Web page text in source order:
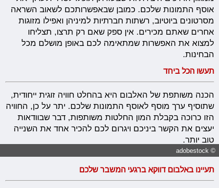
אוסף התמונות שלכם. כמובן שבאפשרותכם לשאוב השראה
מסרטונים ביוטיוב, רשתות חברתיות למיניהן ואפילו מזוגות
אחרים שאתם מכירים. אין ספק שאם רק תרצו, תצליחו
למצוא את האפשרות שמתאימה לכם באופן מושלם מכל
הבחינות.
תעשו הכל ביחד
הכנה משותפת של האלבום היא בהחלט חוויה זוגית ייחודית,
שתוסיף ערך מוסף לאוסף התמונות שלכם. יתר על כן, החוויה
הזו כרוכה בקבלת המון החלטות משותפות, דבר שבוודאות
יעצים את הקשר ביניכם ויגרום לכם להכיר אחד את השנייה
טוב יותר.
© adobestock
תעיינו באלבום דווקא ברגעי המשבר שלכם